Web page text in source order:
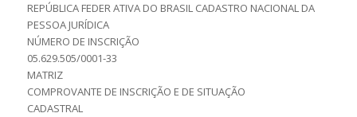
REPÚBLICA FEDER ATIVA DO BRASIL CADASTRO NACIONAL DA
PESSOA JURÍDICA
NÚMERO DE INSCRIÇÃO
05.629.505/0001-33
MATRIZ
COMPROVANTE DE INSCRIÇÃO E DE SITUAÇÃO
CADASTRAL